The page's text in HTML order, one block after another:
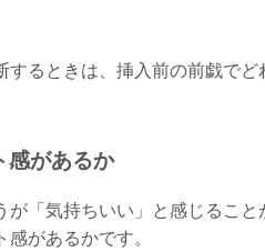
するときは、挿入前の前戯で
があるか
が「気持ちいい」と感じるこ
があるかです。